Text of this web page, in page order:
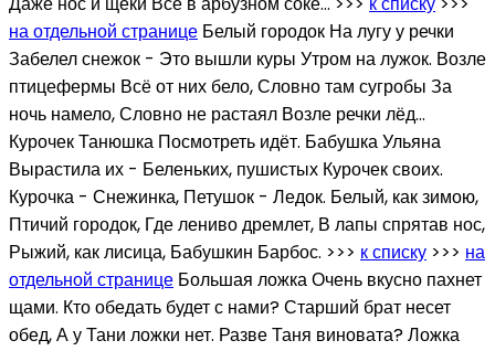
на отдельной странице Белый городок На лугу у речки
Забелел снежок - Это вышли куры Утром на лужок. Возле
птицефермы Всё от них бело, Словно там сугробы За
ночь намело, Словно не растаял Возле речки лёд...
Курочек Танюшка Посмотреть идёт. Бабушка Ульяна
Вырастила их - Беленьких, пушистых Курочек своих.
Курочка - Снежинка, Петушок - Ледок. Белый, как зимою,
Птичий городок, Где лениво дремлет, В лапы спрятав нос,
Рыжий, как лисица, Бабушкин Барбос. >>> к списку >>> на
отдельной странице Большая ложка Очень вкусно пахнет
щами. Кто обедать будет с нами? Старший брат несет
обед, А у Тани ложки нет. Разве Таня виновата? Ложка